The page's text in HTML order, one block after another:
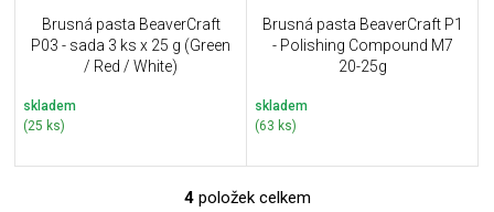
Brusná pasta BeaverCraft
P03 - sada 3 ks x 25 g (Green
/ Red / White)
skladem
(25 ks)
Brusná pasta BeaverCraft P1
- Polishing Compound M7
20-25g
skladem
(63 ks)
O
4položek celkem